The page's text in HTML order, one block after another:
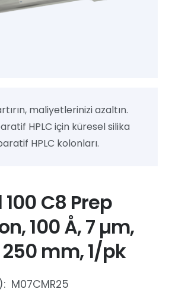
maliyetlerinizi azaltın.
HPLC için küresel silika
HPLC kolonları.
C8 Prep
100 Å, 7 µm,
mm, 1/pk
M07CMR25